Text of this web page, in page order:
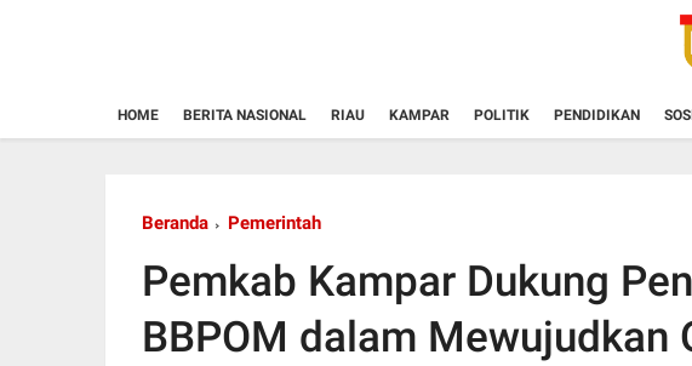
HOME BERITA NASIONAL RIAU KAMPAR POLITIK PENDIDIKAN
Beranda Pemerintah
Pemkab Kampar Dukung
BBPOM dalam Mewujudkan